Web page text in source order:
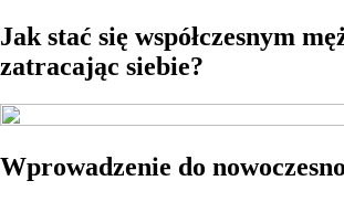
Jak stać się współczesnym
zatracając siebie?
Wprowadzenie do